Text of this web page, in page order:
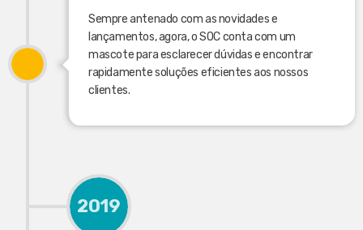
Sempre antenado com as novidades e
lançamentos, agora, o SOC conta com um
mascote para esclarecer dúvidas e encontrar
rapidamente soluções eficientes aos nossos
clientes.
2019